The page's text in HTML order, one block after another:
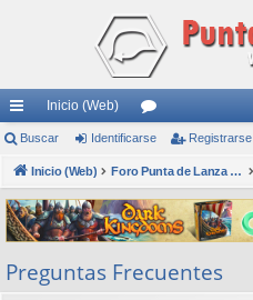
nl
ac
es
rá
pi
Inicio (Web)
or
os
Buscar Identificarse Registrarse
Inicio (Web) Foro Punta de Lanza Wargames
Preguntas Frecuentes